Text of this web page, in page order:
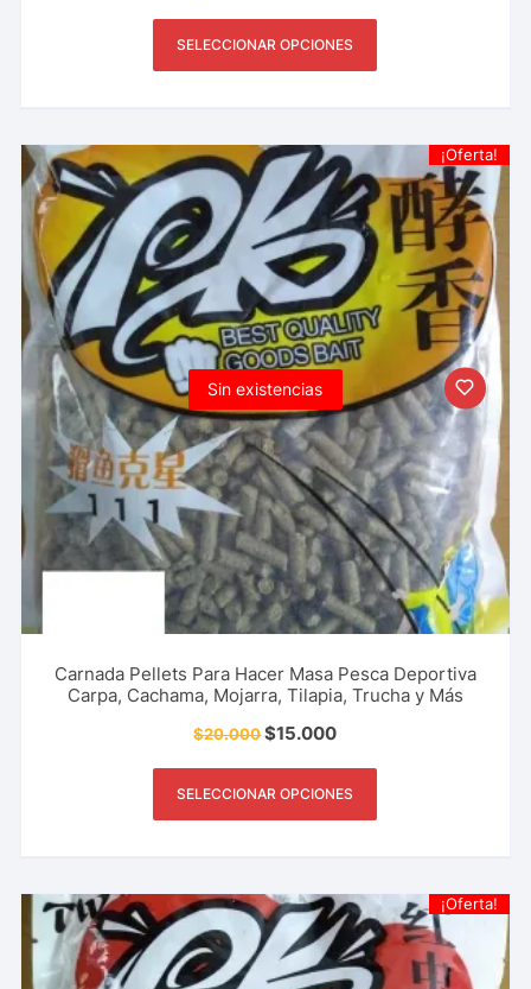
SELECCIONAR OPCIONES
Sin existencias
¡Oferta!
Carnada Pellets Para Hacer Masa Pesca Deportiva
Carpa, Cachama, Mojarra, Tilapia, Trucha y Más
$20.000$15.000
SELECCIONAR OPCIONES
¡Oferta!